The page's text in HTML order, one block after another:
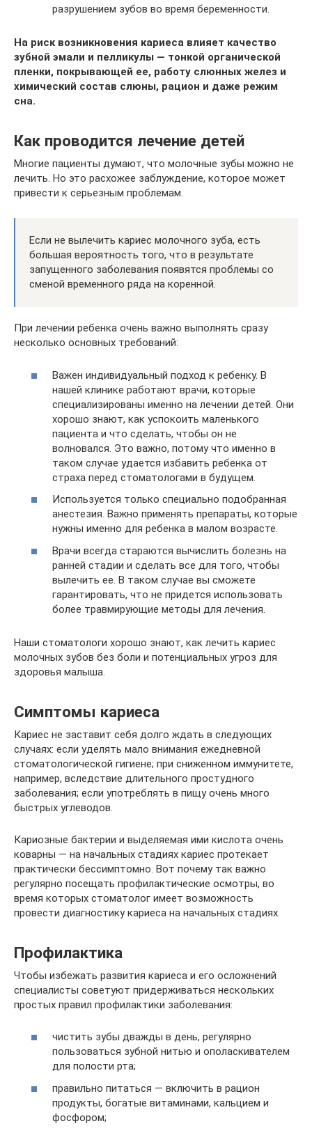
разрушением зубов во время беременности.
На риск возникновения кариеса влияет качество
зубной эмали и пелликулы — тонкой органической
пленки, покрывающей ее, работу слюнных желез и
химический состав слюны, рацион и даже режим
сна.
Как проводится лечение детей
Многие пациенты думают, что молочные зубы можно не
лечить. Но это расхожее заблуждение, которое может
привести к серьезным проблемам.
Если не вылечить кариес молочного зуба, есть
большая вероятность того, что в результате
запущенного заболевания появятся проблемы со
сменой временного ряда на коренной.
При лечении ребенка очень важно выполнять сразу
несколько основных требований:
Важен индивидуальный подход к ребенку. В
нашей клинике работают врачи, которые
специализированы именно на лечении детей. Они
хорошо знают, как успокоить маленького
пациента и что сделать, чтобы он не
волновался. Это важно, потому что именно в
таком случае удается избавить ребенка от
страха перед стоматологами в будущем.
Используется только специально подобранная
анестезия. Важно применять препараты, которые
нужны именно для ребенка в малом возрасте.
Врачи всегда стараются вычислить болезнь на
ранней стадии и сделать все для того, чтобы
вылечить ее. В таком случае вы сможете
гарантировать, что не придется использовать
более травмирующие методы для лечения.
Наши стоматологи хорошо знают, как лечить кариес
молочных зубов без боли и потенциальных угроз для
здоровья малыша.
Симптомы кариеса
Кариес не заставит себя долго ждать в следующих
случаях: если уделять мало внимания ежедневной
стоматологической гигиене; при сниженном иммунитете,
например, вследствие длительного простудного
заболевания; если употреблять в пищу очень много
быстрых углеводов.
Кариозные бактерии и выделяемая ими кислота очень
коварны — на начальных стадиях кариес протекает
практически бессимптомно. Вот почему так важно
регулярно посещать профилактические осмотры, во
время которых стоматолог имеет возможность
провести диагностику кариеса на начальных стадиях.
Профилактика
Чтобы избежать развития кариеса и его осложнений
специалисты советуют придерживаться нескольких
простых правил профилактики заболевания:
чистить зубы дважды в день, регулярно
пользоваться зубной нитью и ополаскивателем
для полости рта;
правильно питаться — включить в рацион
продукты, богатые витаминами, кальцием и
фосфором;